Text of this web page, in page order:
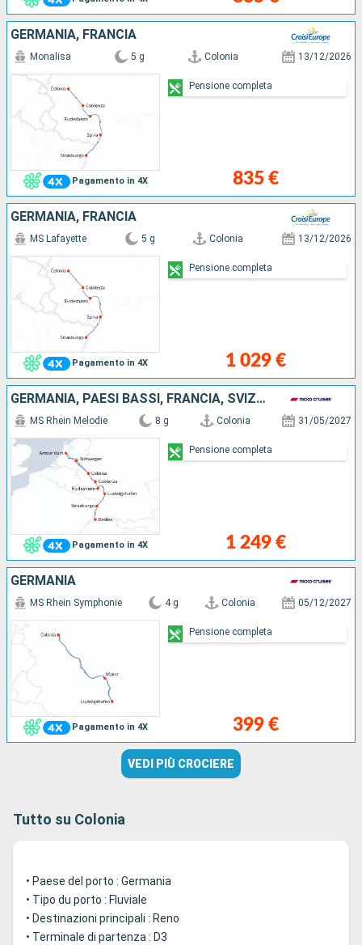
GERMANIA, FRANCIA
Pagamento in 4X
Monalisa 5 g Colonia 13/12/2026
835 €
Pensione completa
GERMANIA, FRANCIA
Pagamento in 4X
MS Lafayette 5 g Colonia 13/12/2026
1 029 €
Pensione completa
GERMANIA, PAESI BASSI, FRANCIA, SVIZZERA
Pagamento in 4X
MS Rhein Melodie 8 g Colonia 31/05/2027
1 249 €
Pensione completa
GERMANIA
Pagamento in 4X
MS Rhein Symphonie 4 g Colonia 05/12/2027
399 €
Pensione completa
VEDI PIÙ CROCIERE
Tutto su Colonia
• Paese del porto : Germania
• Tipo du porto : Fluviale
• Destinazioni principali : Reno
• Terminale di partenza : D3